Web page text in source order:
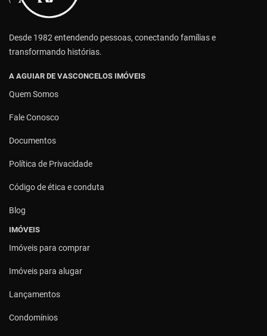
Desde 1982 entendendo pessoas, conectando famílias e
transformando histórias.
A AGUIAR DE VASCONCELOS IMÓVEIS
Quem Somos
Fale Conosco
Documentos
Política de Privacidade
Código de ética e conduta
Blog
IMÓVEIS
Imóveis para comprar
Imóveis para alugar
Lançamentos
Condomínios